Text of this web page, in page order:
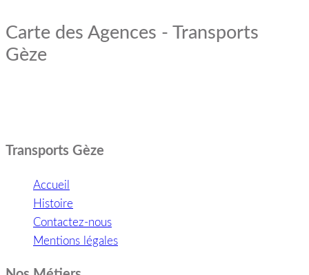
Carte des Agences - Transports
Gèze
Transports Gèze
Accueil
Histoire
Contactez-nous
Mentions légales